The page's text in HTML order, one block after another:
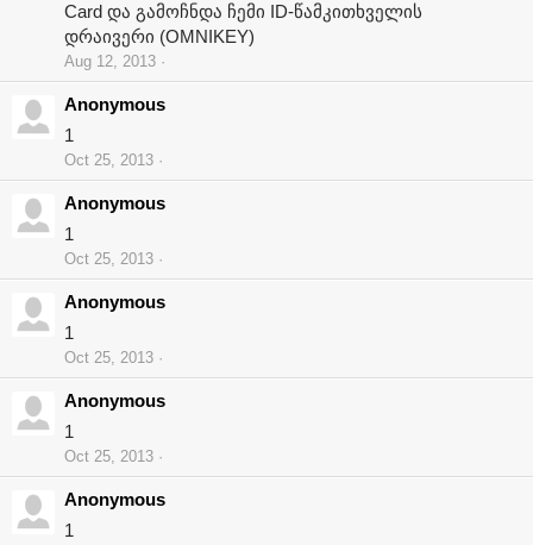
Card და გამოჩნდა ჩემი ID-წამკითხველის
დრაივერი (OMNIKEY)
Aug 12, 2013
Anonymous
1
Oct 25, 2013
Anonymous
1
Oct 25, 2013
Anonymous
1
Oct 25, 2013
Anonymous
1
Oct 25, 2013
Anonymous
1